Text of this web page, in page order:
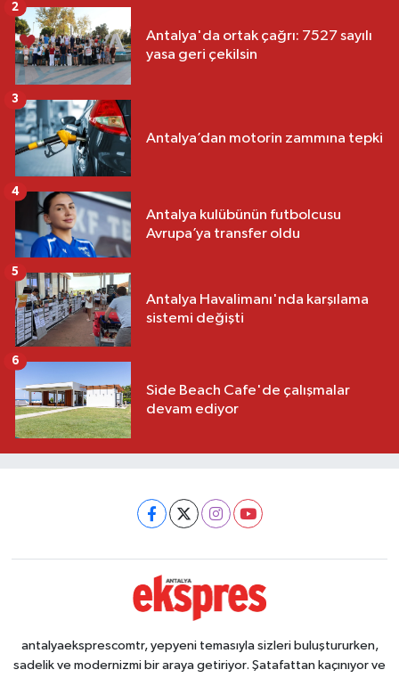
Antalya'da ortak çağrı: 7527 sayılı
yasa geri çekilsin
2
Antalya’dan motorin zammına tepki
3
Antalya kulübünün futbolcusu
Avrupa’ya transfer oldu
4
Antalya Havalimanı'nda karşılama
sistemi değişti
5
Side Beach Cafe'de çalışmalar
devam ediyor
6
antalyaeksprescomtr, yepyeni temasıyla sizleri buluştururken,
sadelik ve modernizmi bir araya getiriyor. Şatafattan kaçınıyor ve